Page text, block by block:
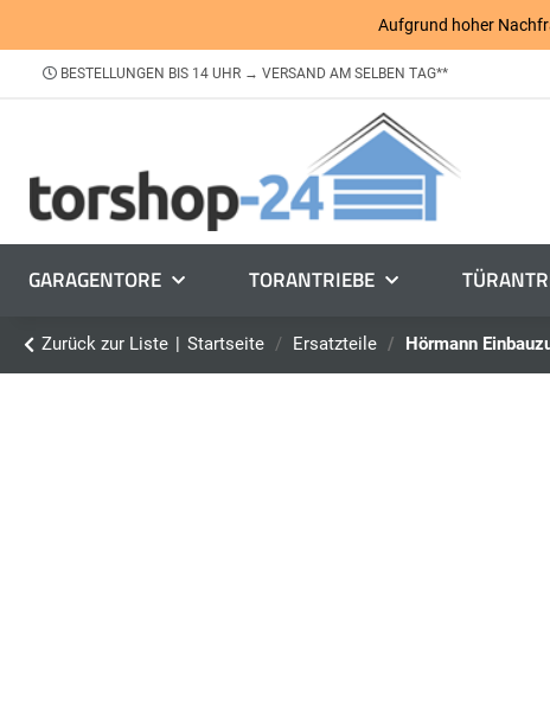
Aufgrund hoher
BESTELLUNGEN BIS 14 UHR → VERSAND AM SELBEN TAG**
GARAGENTORE TORANTRIEBE
Zurück zur Liste Startseite Ersatzteile Hörmann